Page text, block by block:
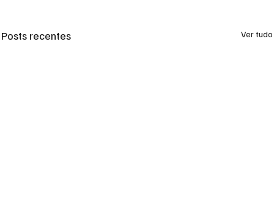
Posts recentes Ver tudo